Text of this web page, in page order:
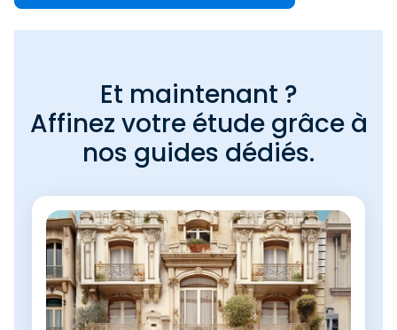
Et maintenant ?
Affinez votre étude grâce à
nos guides dédiés.